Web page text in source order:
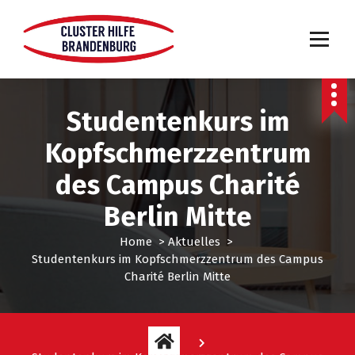
Studentenkurs im
Kopfschmerzzentrum
des Campus Charité
Berlin Mitte
Home > Aktuelles >
Studentenkurs im Kopfschmerzzentrum des Campus
Charité Berlin Mitte